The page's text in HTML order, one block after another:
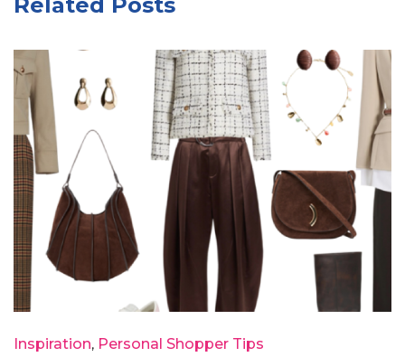
Related Posts
Inspiration Personal Shopper Tips